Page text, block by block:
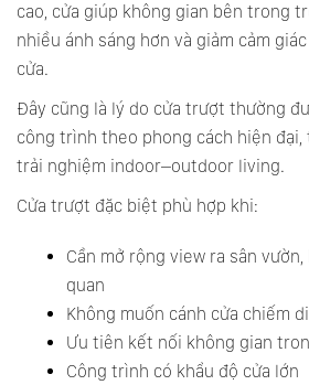
cao, cửa giúp không gian bên trong
nhiều ánh sáng hơn và giảm cảm
cửa.
Đây cũng là lý do cửa trượt thường
công trình theo phong cách hiện đại,
trải nghiệm indoor–outdoor living.
Cửa trượt đặc biệt phù hợp khi:
Cần mở rộng view ra sân
quan
Không muốn cánh cửa chiếm
Ưu tiên kết nối không gian
Công trình có khẩu độ cửa lớn